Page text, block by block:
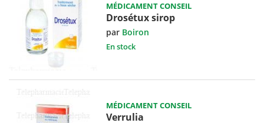
MÉDICAMENT CONSEIL
Drosétux sirop
par Boiron
En stock
MÉDICAMENT CONSEIL
Verrulia